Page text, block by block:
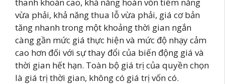
vừa phải, khả năng thua lỗ vừa phải, giá cơ bản
tăng nhanh trong một khoảng thời gian ngắn
càng gần mức giá thực hiện và mức độ nhạy cảm
cao hơn đối với sự thay đổi của biến động giá và
thời gian hết hạn. Toàn bộ giá trị của quyền chọn
là giá trị thời gian, không có giá trị vốn có.